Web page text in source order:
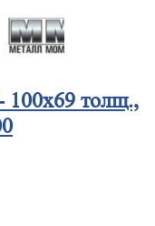
толщ.,